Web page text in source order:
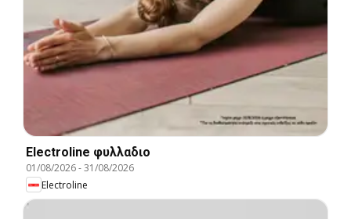
Electroline φυλλαδιο
01/08/2026-31/08/2026
Electroline